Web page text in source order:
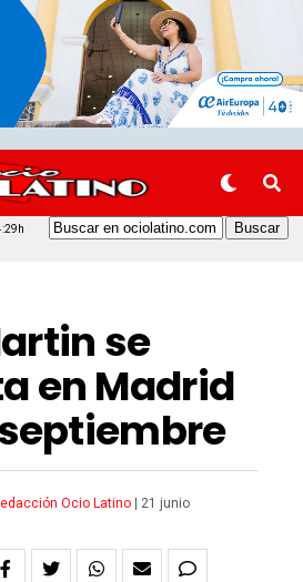
se
en Madrid
septiembre
Ocio Latino|
21 junio